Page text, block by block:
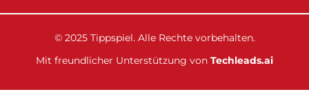
© 2025 Tippspiel. Alle Rechte vorbehalten.
Mit freundlicher Unterstützung von Techleads.ai